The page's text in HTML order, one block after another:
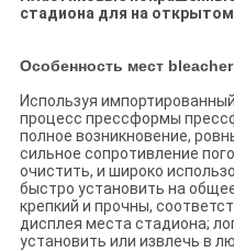
стадиона для на
Особенность мест
Используя
процесс прессформы
полное возникновение,
сильное сопротивление
очистить, и широко
быстро установить на
крепкий и прочны,
дисплея места стадиона;
установить или извлечь в